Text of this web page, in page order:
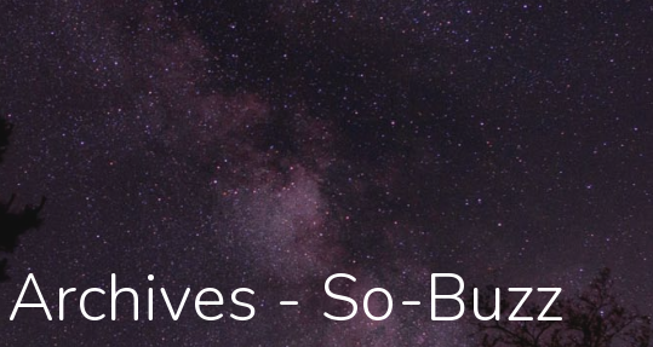
- So-Buzz